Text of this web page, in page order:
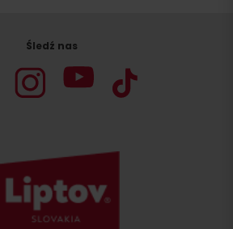
Śledź nas